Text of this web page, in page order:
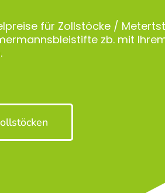
für Zollstöcke /
zb. mit